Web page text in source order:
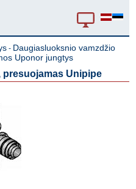
- Daugiasluoksnio vamzdžio
Uponor jungtys
presuojamas Unipipe